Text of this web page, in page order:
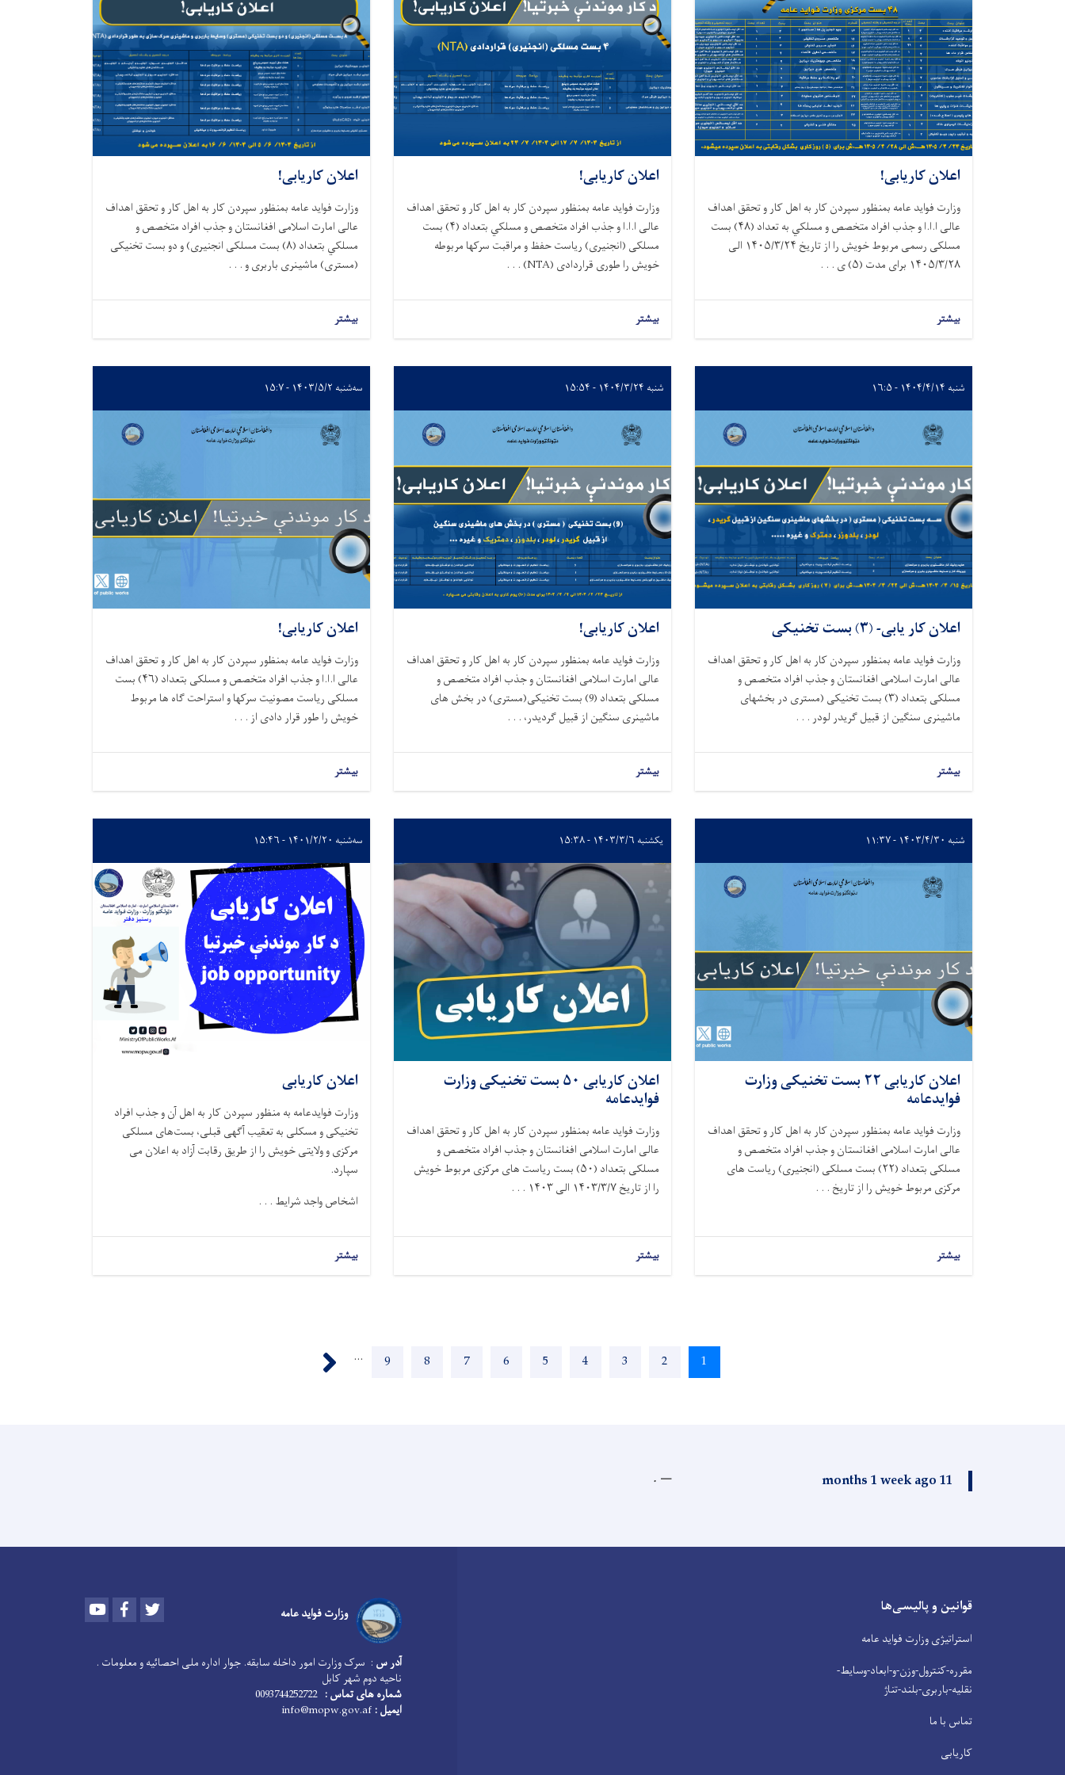
اعلان کاریابی!
وزارت فواید عامه بمنظور سپردن کار به اهل کار و تحقق اهداف
عالی ا.ا.ا و جذب افراد متخصص و مسلكي بهتعداد (۴۸) بست
مسلکی رسمی مربوط خویش را از تاریخ ۱۴۰۵/۳/۲۴ الی
۱۴۰۵/۳/۲۸ برای مدت (۵) ی . . .
بیشتر
اعلان کاریابی!
وزارت فواید عامه بمنظور سپردن کار به اهل کار و تحقق اهداف
عالی ا.ا.ا و جذب افراد متخصص و مسلكي بتعداد (۴) بست
مسلکی (انجنیری) ریاست حفظ و مراقبت سرکها مربوطه
خویش را طوری قراردادی (NTA) . . .
بیشتر
اعلان کاریابی!
وزارت فواید عامه بمنظور سپردن کار به اهل کار و تحقق اهداف
عالی امارت اسلامی افغانستان و جذب افراد متخصص و
مسلكي بتعداد (۸) بست مسلکی انجنیری) و دو بست تخنیکی
(مستری) ماشینری باربری و . . .
بیشتر
شنبه ۱۴۰۴/۴/۱۴ - ۱۶:۵
اعلان کار یابی- (۳) بست تخنیکی
وزارت فواید عامه بمنظور سپردن کار به اهل کار و تحقق اهداف
عالی امارت اسلامی افغانستان و جذب افراد متخصص و
مسلکی بتعداد (۳) بست تخنیکی (مستری در بخشهای
ماشینری سنگین از قبیل گریدر لودر . . .
بیشتر
شنبه ۱۴۰۴/۳/۲۴ - ۱۵:۵۴
اعلان کاریابی!
وزارت فواید عامه بمنظور سپردن کار به اهل کار و تحقق اهداف
عالی امارت اسلامی افغانستان و جذب افراد متخصص و
مسلکی بتعداد (9) بست تخنیکی(مستری) در بخش های
ماشینری سنگین از قبیل گردیدر، . . .
بیشتر
سه‌شنبه ۱۴۰۳/۵/۲ - ۱۵:۷
اعلان کاریابی!
وزارت فواید عامه بمنظور سپردن کار به اهل کار و تحقق اهداف
عالی ا.ا.ا و جذب افراد متخصص و مسلکی بتعداد (۴۶) بست
مسلکی ریاست مصونیت سرکها و استراحت گاه ها مربوط
خویش را طور قرار دادی از . . .
بیشتر
شنبه ۱۴۰۳/۴/۳۰ - ۱۱:۳۷
اعلان کاریابی ۲۲ بست تخنیکی وزارت
فوایدعامه
وزارت فواید عامه بمنظور سپردن کار به اهل کار و تحقق اهداف
عالی امارت اسلامی افغانستان و جذب افراد متخصص و
مسلکی بتعداد (۲۲) بست مسلکی (انجنیری) ریاست های
مرکزی مربوط خویش را از تاریخ . . .
بیشتر
یکشنبه ۱۴۰۳/۳/۶ - ۱۵:۳۸
اعلان کاریابی ۵۰ بست تخنیکی وزارت
فوایدعامه
وزارت فواید عامه بمنظور سپردن کار به اهل کار و تحقق اهداف
عالی امارت اسلامی افغانستان و جذب افراد متخصص و
مسلکی بتعداد (۵۰) بست ریاست های مرکزی مربوط خویش
را از تاریخ۱۴۰۳/۳/۷ الی۱۴۰۳ . . .
بیشتر
سه‌شنبه ۱۴۰۱/۲/۲۰ - ۱۵:۴۶
اعلان کاریابی
وزارت فوایدعامه به منظور سپردن کار به اهل آن و جذب افراد
تخنیکی و مسکلی به تعقیب آگهی قبلی، بست‌های مسلکی
مرکزی و ولایتی خویش را از طریق رقابت آزاد به اعلان می
سپارد.
اشخاص واجد شرایط . . .
بیشتر
Pagination
Current
1
Page
2
Page
3
Page
4
Page
5
Page
6
Page
7
Page
8
Page
9
…
11 months 1 week ago
.
قوانین و پالیسی‌ها
استراتیژی وزارت فواید عامه
مقرره-کنترول-وزن-و-ابعاد-وسایط-
نقلیه-باربری-بلند-تناژ
تماس با ما
کاریابی
وزارت فواید عامه Youtube Facebook
آدر س : سرک وزارت امور داخله سابقه. جوار اداره ملی احصائیه و معلومات .
ناحیه دوم شهر کابل
شماره های تماس : 0093744252722
ایمیل :